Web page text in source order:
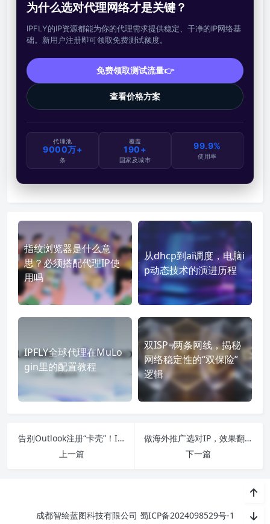
为什么选对代理网络才是关键？
IPFLY的IP资源都能为你的代理需求提供稳定、干净的IP网络基
础。新用户注册即可领取免费测试额度。
免费领取测试流量👉
查看价格方案
代理池
9000万+
条
覆盖
190+
国家及城市
99.9%
使用率
指纹浏览器是什么意
思？必须搭配代理IP使
用吗
从dhcp到ai调度，电脑i
p动态技术的演进历程
IPFLY全球代理在MuLo
gin里的配置教程
双ISP≠两条网线，揭秘
网络稳定性的“双保险”
逻辑
告别Outlook注册“卡壳”！IP适配是突破风控的核心
上一篇
做海外推广选对IP，效果翻倍：社媒、广告、调研的专属指南
下一篇
成都智绘蓝图科技有限公司 蜀ICP备2024098529号-1